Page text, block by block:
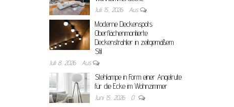
Juli 15, 2026 Aus
Moderne Deckenspots:
Oberflächenmontierte
Deckenstrahler in zeitgemäßem
Stil
Juli 8, 2026 Aus
Stehlampe in Form einer Angelrute
für die Ecke im Wohnzimmer
Juni 15, 2026 0